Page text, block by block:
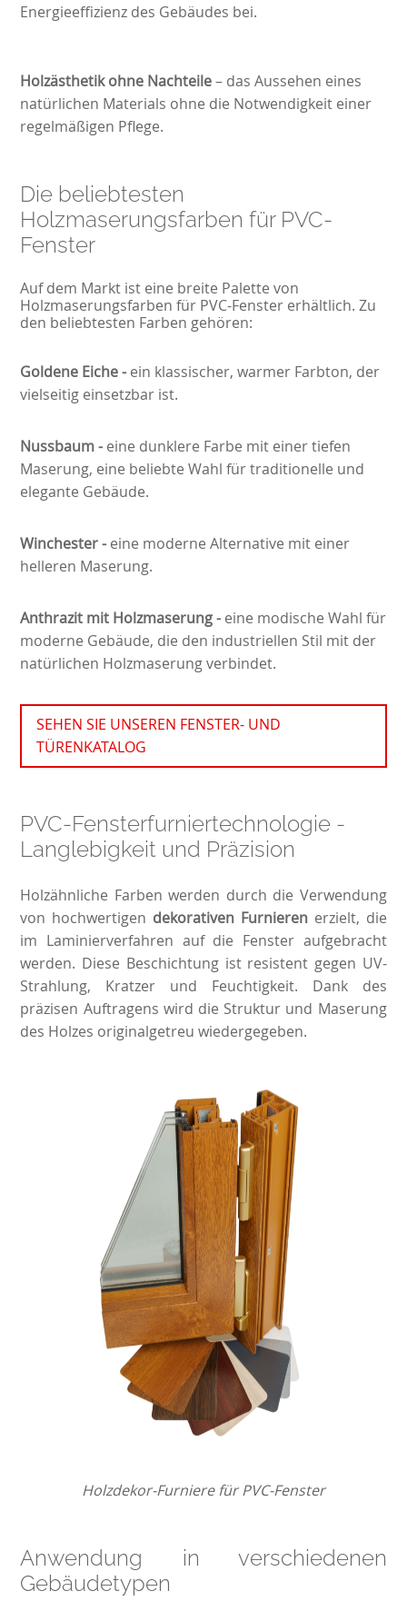
Energieeffizienz des Gebäudes bei.
Holzästhetik ohne Nachteile– das Aussehen eines
natürlichen Materials ohne die Notwendigkeit einer
regelmäßigen Pflege.
Die beliebtesten
Holzmaserungsfarben für PVC-
Fenster
Auf dem Markt ist eine breite Palette von
Holzmaserungsfarben für PVC-Fenster erhältlich. Zu
den beliebtesten Farben gehören:
Goldene Eiche-ein klassischer, warmer Farbton, der
vielseitig einsetzbar ist.
Nussbaum -eine dunklere Farbe mit einer tiefen
Maserung, eine beliebte Wahl für traditionelle und
elegante Gebäude.
Winchester -eine moderne Alternative mit einer
helleren Maserung.
Anthrazit mit Holzmaserung-eine modische Wahl für
moderne Gebäude, die den industriellen Stil mit der
natürlichen Holzmaserung verbindet.
SEHEN SIE UNSEREN FENSTER- UND
TÜRENKATALOG
PVC-Fensterfurniertechnologie -
Langlebigkeit und Präzision
Holzähnliche Farben werden durch die Verwendung
von hochwertigen dekorativen Furnierenerzielt, die
im Laminierverfahren auf die Fenster aufgebracht
werden. Diese Beschichtung ist resistent gegen UV-
Strahlung, Kratzer und Feuchtigkeit. Dank des
präzisen Auftragens wird die Struktur und Maserung
des Holzes originalgetreu wiedergegeben.
Holzdekor-Furniere für PVC-Fenster
Anwendung in verschiedenen
Gebäudetypen